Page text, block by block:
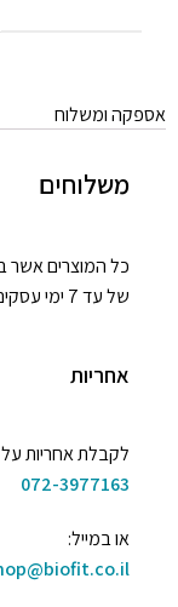
אספקה ומשלוח
משלוחים
כל המוצרים אשר
של עד 7 ימי עסקים בבית הלקוח.
אחריות
לקבלת אחריות על
072-3977163
או במייל: